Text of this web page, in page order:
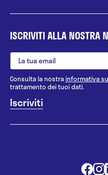
ISCRIVITI ALLA NOSTRA
Consulta la nostrainformativa
trattamento dei tuoi dati.